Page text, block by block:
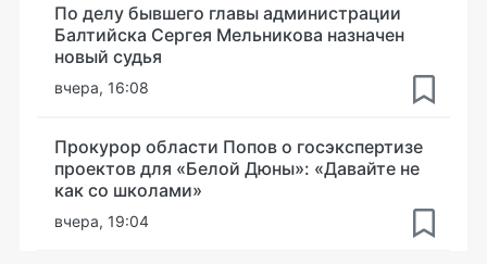
По делу бывшего главы администрации
Балтийска Сергея Мельникова назначен
новый судья
вчера, 16:08
Прокурор области Попов о госэкспертизе
проектов для «Белой Дюны»: «Давайте не
как со школами»
вчера, 19:04